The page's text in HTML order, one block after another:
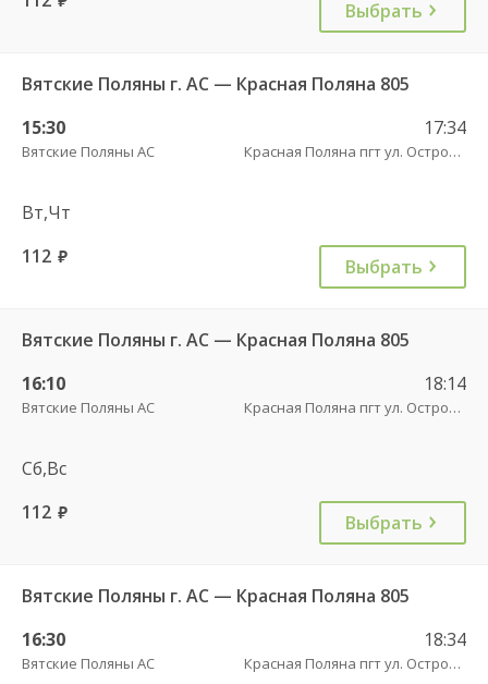
Выбрать
Вятские Поляны г. АС — Красная Поляна 805
15:30
Вятские Поляны АС
17:34
Красная Поляна пгт ул. Островского
Вт,Чт
112 руб. Выбрать
Вятские Поляны г. АС — Красная Поляна 805
16:10
Вятские Поляны АС
18:14
Красная Поляна пгт ул. Островского
Сб,Вс
112 руб. Выбрать
Вятские Поляны г. АС — Красная Поляна 805
16:30
Вятские Поляны АС
18:34
Красная Поляна пгт ул. Островского